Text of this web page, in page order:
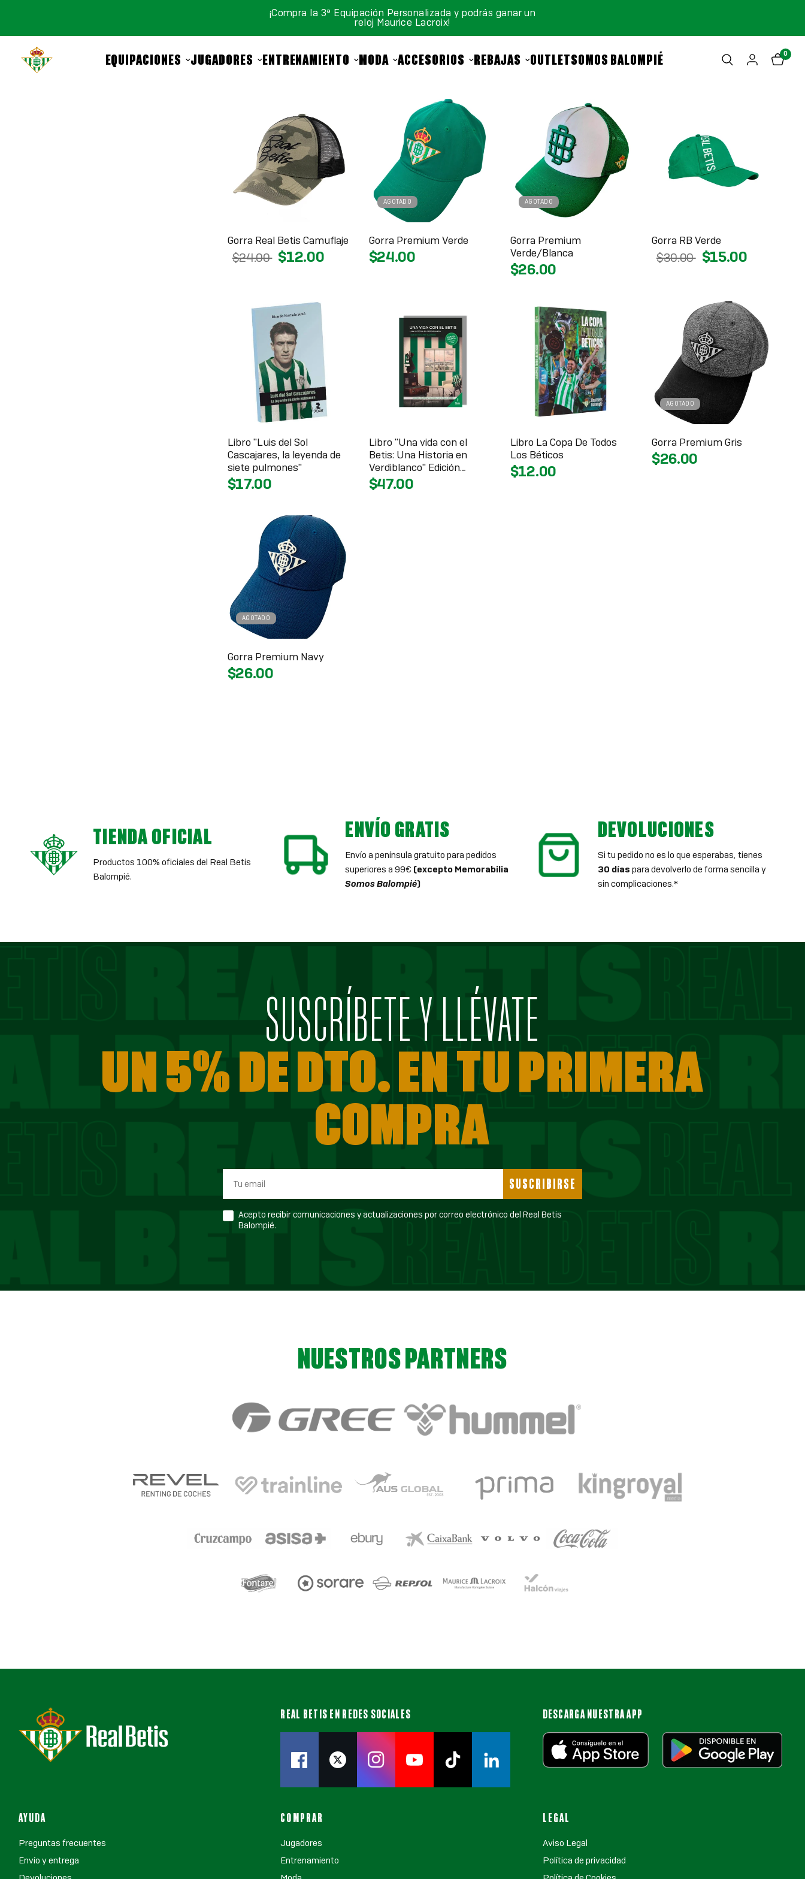
¡Compra la 3ª Equipación Personalizada y podrás ganar un
reloj Maurice Lacroix!
EQUIPACIONES JUGADORES ENTRENAMIENTO MODA ACCESORIOS REBAJAS OUTLETSOMOS BALOMPIÉ 0
Gorra Real Betis Camuflaje
$24.00 $12.00
AGOTADO
Gorra Premium Verde
$24.00
AGOTADO
Gorra Premium
Verde/Blanca
$26.00
Gorra RB Verde
$30.00 $15.00
Libro "Luis del Sol
Cascajares, la leyenda de
siete pulmones"
$17.00
Libro "Una vida con el
Betis: Una Historia en
Verdiblanco" Edición
Limitada
$47.00
Libro La Copa De Todos
Los Béticos
$12.00
AGOTADO
Gorra Premium Gris
$26.00
AGOTADO
Gorra Premium Navy
$26.00
TIENDA OFICIAL
Productos 100% oficiales del Real Betis
Balompié.
ENVÍO GRATIS
Envío a península gratuito para pedidos
superiores a 99€ (excepto Memorabilia
Somos Balompié)
DEVOLUCIONES
Si tu pedido no es lo que esperabas, tienes
30 días para devolverlo de forma sencilla y
sin complicaciones.*
SUSCRÍBETE Y LLÉVATE
UN 5% DE DTO. EN TU PRIMERA
COMPRA
SUSCRIBIRSE
Acepto recibir comunicaciones y actualizaciones por correo electrónico del Real Betis
Balompié.
NUESTROS PARTNERS
REAL BETIS EN REDES SOCIALES DESCARGA NUESTRA APP
AYUDA
Preguntas frecuentes
Envío y entrega
COMPRAR
Jugadores
Entrenamiento
LEGAL
Aviso Legal
Política de privacidad